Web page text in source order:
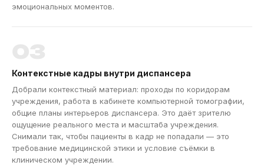
эмоциональных моментов.
Контекстные кадры внутри диспансера
Добрали контекстный материал: проходы по коридорам
учреждения, работа в кабинете компьютерной томографии,
общие планы интерьеров диспансера. Это даёт зрителю
ощущение реального места и масштаба учреждения.
Снимали так, чтобы пациенты в кадр не попадали — это
требование медицинской этики и условие съёмки в
клиническом учреждении.